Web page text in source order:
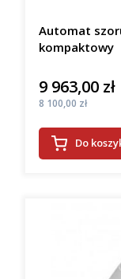
Automat
kompaktowy
Cena
9 963,00 zł
Cena
8 100,00 zł
Do